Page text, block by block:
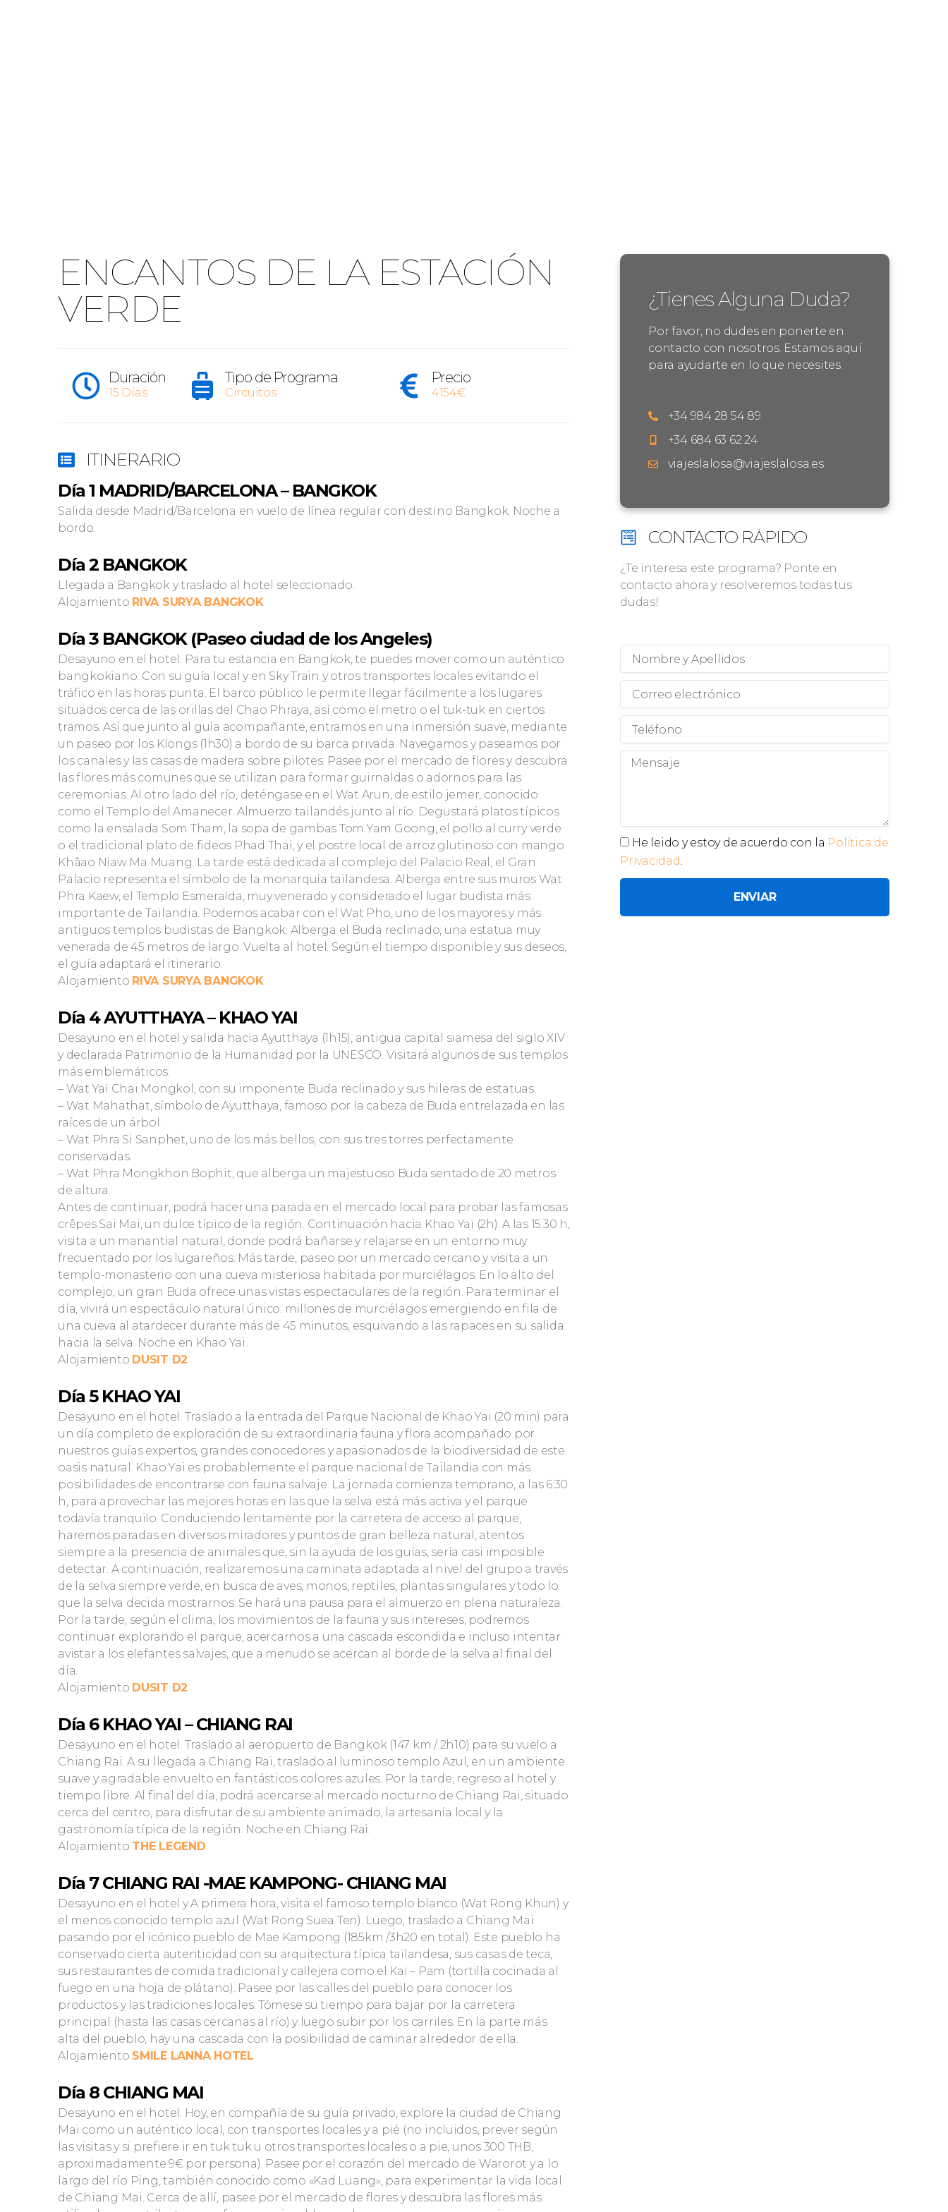
ENCANTOS DE LA ESTACIÓN
VERDE
Duración
15 Días
Tipo de Programa
Circuitos
Precio
4154€
ITINERARIO
Día 1 MADRID/BARCELONA – BANGKOK
Salida desde Madrid/Barcelona en vuelo de línea regular con destino Bangkok. Noche a
bordo.
Día 2 BANGKOK
Llegada a Bangkok y traslado al hotel seleccionado.
Alojamiento RIVA SURYA BANGKOK
Día 3 BANGKOK (Paseo ciudad de los Angeles)
Desayuno en el hotel. Para tu estancia en Bangkok, te puedes mover como un auténtico
bangkokiano. Con su guía local y en Sky Train y otros transportes locales evitando el
tráfico en las horas punta. El barco público le permite llegar fácilmente a los lugares
situados cerca de las orillas del Chao Phraya, así como el metro o el tuk-tuk en ciertos
tramos. Así que junto al guía acompañante, entramos en una inmersión suave, mediante
un paseo por los Klongs (1h30) a bordo de su barca privada. Navegamos y paseamos por
los canales y las casas de madera sobre pilotes. Pasee por el mercado de flores y descubra
las flores más comunes que se utilizan para formar guirnaldas o adornos para las
ceremonias. Al otro lado del río, deténgase en el Wat Arun, de estilo jemer, conocido
como el Templo del Amanecer. Almuerzo tailandés junto al río. Degustará platos típicos
como la ensalada Som Tham, la sopa de gambas Tom Yam Goong, el pollo al curry verde
o el tradicional plato de fideos Phad Thai, y el postre local de arroz glutinoso con mango
Khâao Niaw Ma Muang. La tarde está dedicada al complejo del Palacio Real, el Gran
Palacio representa el símbolo de la monarquía tailandesa. Alberga entre sus muros Wat
Phra Kaew, el Templo Esmeralda, muy venerado y considerado el lugar budista más
importante de Tailandia. Podemos acabar con el Wat Pho, uno de los mayores y más
antiguos templos budistas de Bangkok. Alberga el Buda reclinado, una estatua muy
venerada de 45 metros de largo. Vuelta al hotel. Según el tiempo disponible y sus deseos,
el guía adaptará el itinerario.
Alojamiento RIVA SURYA BANGKOK
Día 4 AYUTTHAYA – KHAO YAI
Desayuno en el hotel y salida hacia Ayutthaya (1h15), antigua capital siamesa del siglo XIV
y declarada Patrimonio de la Humanidad por la UNESCO. Visitará algunos de sus templos
más emblemáticos:
– Wat Yaï Chai Mongkol, con su imponente Buda reclinado y sus hileras de estatuas.
– Wat Mahathat, símbolo de Ayutthaya, famoso por la cabeza de Buda entrelazada en las
raíces de un árbol.
– Wat Phra Si Sanphet, uno de los más bellos, con sus tres torres perfectamente
conservadas.
– Wat Phra Mongkhon Bophit, que alberga un majestuoso Buda sentado de 20 metros
de altura.
Antes de continuar, podrá hacer una parada en el mercado local para probar las famosas
crêpes Sai Mai, un dulce típico de la región. Continuación hacia Khao Yai (2h). A las 15:30 h,
visita a un manantial natural, donde podrá bañarse y relajarse en un entorno muy
frecuentado por los lugareños. Más tarde, paseo por un mercado cercano y visita a un
templo-monasterio con una cueva misteriosa habitada por murciélagos. En lo alto del
complejo, un gran Buda ofrece unas vistas espectaculares de la región. Para terminar el
día, vivirá un espectáculo natural único: millones de murciélagos emergiendo en fila de
una cueva al atardecer durante más de 45 minutos, esquivando a las rapaces en su salida
hacia la selva. Noche en Khao Yai.
Alojamiento DUSIT D2
Día 5 KHAO YAI
Desayuno en el hotel. Traslado a la entrada del Parque Nacional de Khao Yai (20 min) para
un día completo de exploración de su extraordinaria fauna y flora acompañado por
nuestros guías expertos, grandes conocedores y apasionados de la biodiversidad de este
oasis natural. Khao Yai es probablemente el parque nacional de Tailandia con más
posibilidades de encontrarse con fauna salvaje. La jornada comienza temprano, a las 6:30
h, para aprovechar las mejores horas en las que la selva está más activa y el parque
todavía tranquilo. Conduciendo lentamente por la carretera de acceso al parque,
haremos paradas en diversos miradores y puntos de gran belleza natural, atentos
siempre a la presencia de animales que, sin la ayuda de los guías, sería casi imposible
detectar. A continuación, realizaremos una caminata adaptada al nivel del grupo a través
de la selva siempre verde, en busca de aves, monos, reptiles, plantas singulares y todo lo
que la selva decida mostrarnos. Se hará una pausa para el almuerzo en plena naturaleza.
Por la tarde, según el clima, los movimientos de la fauna y sus intereses, podremos
continuar explorando el parque, acercarnos a una cascada escondida e incluso intentar
avistar a los elefantes salvajes, que a menudo se acercan al borde de la selva al final del
día.
Alojamiento DUSIT D2
Día 6 KHAO YAI – CHIANG RAI
Desayuno en el hotel. Traslado al aeropuerto de Bangkok (147 km / 2h10) para su vuelo a
Chiang Rai. A su llegada a Chiang Rai, traslado al luminoso templo Azul, en un ambiente
suave y agradable envuelto en fantásticos colores azules. Por la tarde, regreso al hotel y
tiempo libre. Al final del día, podrá acercarse al mercado nocturno de Chiang Rai, situado
cerca del centro, para disfrutar de su ambiente animado, la artesanía local y la
gastronomía típica de la región. Noche en Chiang Rai.
Alojamiento THE LEGEND
Día 7 CHIANG RAI -MAE KAMPONG- CHIANG MAI
Desayuno en el hotel y A primera hora, visita el famoso templo blanco (Wat Rong Khun) y
el menos conocido templo azul (Wat Rong Suea Ten). Luego, traslado a Chiang Mai
pasando por el icónico pueblo de Mae Kampong (185km /3h20 en total). Este pueblo ha
conservado cierta autenticidad con su arquitectura típica tailandesa, sus casas de teca,
sus restaurantes de comida tradicional y callejera como el Kai – Pam (tortilla cocinada al
fuego en una hoja de plátano). Pasee por las calles del pueblo para conocer los
productos y las tradiciones locales. Tómese su tiempo para bajar por la carretera
principal (hasta las casas cercanas al río) y luego subir por los carriles. En la parte más
alta del pueblo, hay una cascada con la posibilidad de caminar alrededor de ella.
Alojamiento SMILE LANNA HOTEL
Día 8 CHIANG MAI
Desayuno en el hotel. Hoy, en compañía de su guía privado, explore la ciudad de Chiang
Mai como un auténtico local, con transportes locales y a pié (no incluidos, prever según
las visitas y si prefiere ir en tuk tuk u otros transportes locales o a pie, unos 300 THB,
aproximadamente 9€ por persona). Pasee por el corazón del mercado de Warorot y a lo
largo del río Ping, también conocido como «Kad Luang», para experimentar la vida local
de Chiang Mai. Cerca de allí, pasee por el mercado de flores y descubra las flores más
¿Tienes Alguna Duda?
Por favor, no dudes en ponerte en
contacto con nosotros. Estamos aquí
para ayudarte en lo que necesites.
+34 984 28 54 89
+34 684 63 62 24
viajeslalosa@viajeslalosa.es
CONTACTO RÁPIDO
¿Te interesa este programa? Ponte en
contacto ahora y resolveremos todas tus
dudas!
Nombre
y
Apellidos
Correo
electrónico
Teléfono
Mensaje
Privacidad
He leido y estoy de acuerdo con la Política de
Privacidad.
ENVIAR